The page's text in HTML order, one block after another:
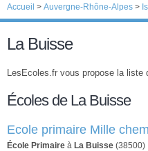
Accueil > Auvergne-Rhône-Alpes >
La Buisse
LesEcoles.fr vous propose la liste
Écoles de La Buisse
Ecole primaire Mille
École Primaire à La Buisse (38500)